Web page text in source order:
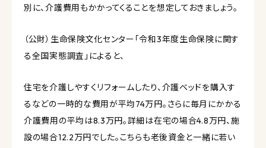
別に、介護費用もかかってくることを想定しておきましょう。
（公財）生命保険文化センター「令和3年度生命保険に関す
る全国実態調査」によると、
住宅を介護しやすくリフォームしたり、介護ベッドを購入す
るなどの一時的な費用が平均74万円。さらに毎月にかかる
介護費用の平均は8.3万円。詳細は在宅の場合4.8万円、施
設の場合12.2万円でした。こちらも老後資金と一緒に若い